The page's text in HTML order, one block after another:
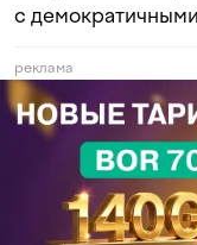
с
реклама